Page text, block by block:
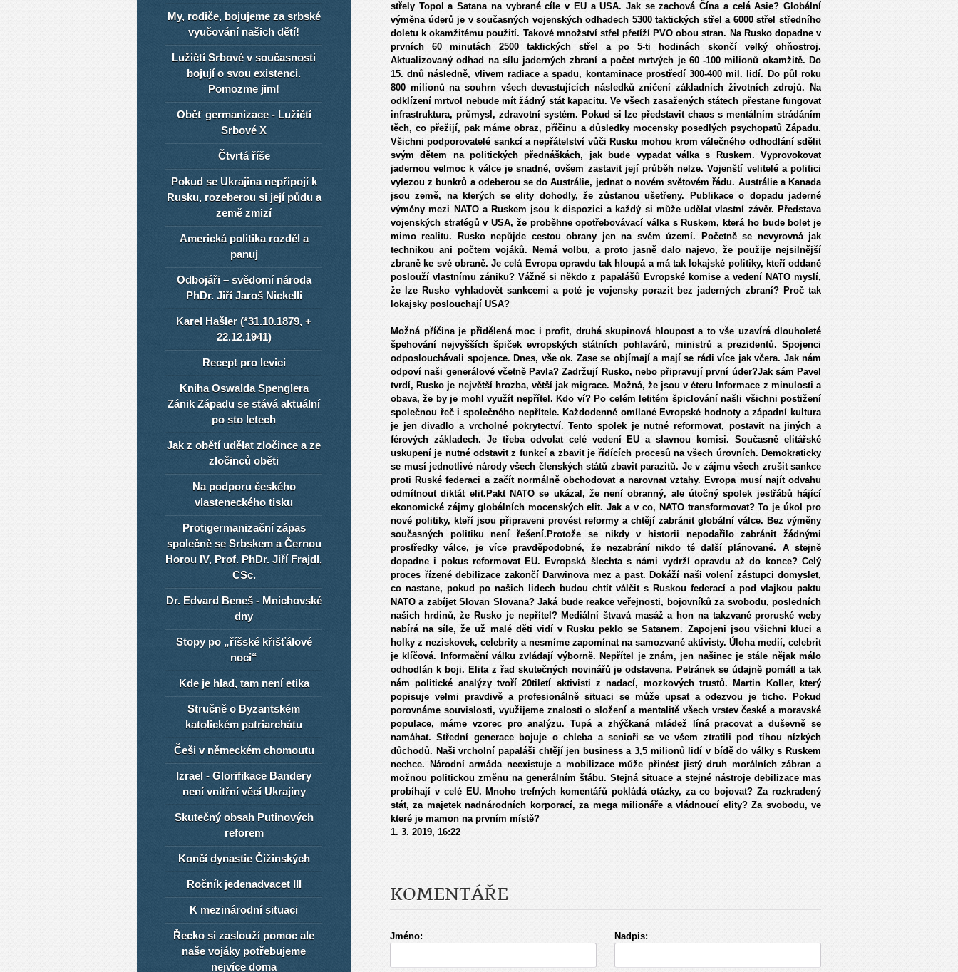
střely Topol a Satana na vybrané cíle v EU a USA. Jak se zachová Čína a celá Asie? Globální
výměna úderů je v současných vojenských odhadech 5300 taktických střel a 6000 střel středního
doletu k okamžitému použití. Takové množství střel přetíží PVO obou stran. Na Rusko dopadne v
prvních 60 minutách 2500 taktických střel a po 5-ti hodinách skončí velký ohňostroj.
Aktualizovaný odhad na sílu jaderných zbraní a počet mrtvých je 60 -100 milionů okamžitě. Do
15. dnů následně, vlivem radiace a spadu, kontaminace prostředí 300-400 mil. lidí. Do půl roku
800 milionů na souhrn všech devastujících následků zničení základních životních zdrojů. Na
odklízení mrtvol nebude mít žádný stát kapacitu. Ve všech zasažených státech přestane fungovat
infrastruktura, průmysl, zdravotní systém. Pokud si lze představit chaos s mentálním strádáním
těch, co přežijí, pak máme obraz, příčinu a důsledky mocensky posedlých psychopatů Západu.
Všichni podporovatelé sankcí a nepřátelství vůči Rusku mohou krom válečného odhodlání sdělit
svým dětem na politických přednáškách, jak bude vypadat válka s Ruskem. Vyprovokovat
jadernou velmoc k válce je snadné, ovšem zastavit její průběh nelze. Vojenští velitelé a politici
vylezou z bunkrů a odeberou se do Austrálie, jednat o novém světovém řádu. Austrálie a Kanada
jsou země, na kterých se elity dohodly, že zůstanou ušetřeny. Publikace o dopadu jaderné
výměny mezi NATO a Ruskem jsou k dispozici a každý si může udělat vlastní závěr. Představa
vojenských stratégů v USA, že proběhne opotřebovávací válka s Ruskem, která ho bude bolet je
mimo realitu. Rusko nepůjde cestou obrany jen na svém území. Početně se nevyrovná jak
technikou ani počtem vojáků. Nemá volbu, a proto jasně dalo najevo, že použije nejsilnější
zbraně ke své obraně. Je celá Evropa opravdu tak hloupá a má tak lokajské politiky, kteří oddaně
poslouží vlastnímu zániku? Vážně si někdo z papalášů Evropské komise a vedení NATO myslí,
že lze Rusko vyhladovět sankcemi a poté je vojensky porazit bez jaderných zbraní? Proč tak
lokajsky poslouchají USA?
Možná příčina je přidělená moc i profit, druhá skupinová hloupost a to vše uzavírá dlouholeté
špehování nejvyšších špiček evropských státních pohlavárů, ministrů a prezidentů. Spojenci
odposlouchávali spojence. Dnes, vše ok. Zase se objímají a mají se rádi více jak včera. Jak nám
odpoví naši generálové včetně Pavla? Zadržují Rusko, nebo připravují první úder?Jak sám Pavel
tvrdí, Rusko je největší hrozba, větší jak migrace. Možná, že jsou v éteru Informace z minulosti a
obava, že by je mohl využít nepřítel. Kdo ví? Po celém letitém špiclování našli všichni postižení
společnou řeč i společného nepřítele. Každodenně omílané Evropské hodnoty a západní kultura
je jen divadlo a vrcholné pokrytectví. Tento spolek je nutné reformovat, postavit na jiných a
férových základech. Je třeba odvolat celé vedení EU a slavnou komisi. Současně elitářské
uskupení je nutné odstavit z funkcí a zbavit je řídících procesů na všech úrovních. Demokraticky
se musí jednotlivé národy všech členských států zbavit parazitů. Je v zájmu všech zrušit sankce
proti Ruské federaci a začít normálně obchodovat a narovnat vztahy. Evropa musí najít odvahu
odmítnout diktát elit.Pakt NATO se ukázal, že není obranný, ale útočný spolek jestřábů hájící
ekonomické zájmy globálních mocenských elit. Jak a v co, NATO transformovat? To je úkol pro
nové politiky, kteří jsou připraveni provést reformy a chtějí zabránit globální válce. Bez výměny
současných politiku není řešení.Protože se nikdy v historii nepodařilo zabránit žádnými
prostředky válce, je více pravděpodobné, že nezabrání nikdo té další plánované. A stejně
dopadne i pokus reformovat EU. Evropská šlechta s námi vydrží opravdu až do konce? Celý
proces řízené debilizace zakončí Darwinova mez a past. Dokáží naši volení zástupci domyslet,
co nastane, pokud po našich lidech budou chtít válčit s Ruskou federací a pod vlajkou paktu
NATO a zabíjet Slovan Slovana? Jaká bude reakce veřejnosti, bojovníků za svobodu, posledních
našich hrdinů, že Rusko je nepřítel? Mediální štvavá masáž a hon na takzvané proruské weby
nabírá na síle, že už malé děti vidí v Rusku peklo se Satanem. Zapojeni jsou všichni kluci a
holky z neziskovek, celebrity a nesmíme zapomínat na samozvané aktivisty. Úloha medií, celebrit
je klíčová. Informační válku zvládají výborně. Nepřítel je znám, jen našinec je stále nějak málo
odhodlán k boji. Elita z řad skutečných novinářů je odstavena. Petránek se údajně pomátl a tak
nám politické analýzy tvoří 20tiletí aktivisti z nadací, mozkových trustů. Martin Koller, který
popisuje velmi pravdivě a profesionálně situaci se může upsat a odezvou je ticho. Pokud
porovnáme souvislosti, využijeme znalosti o složení a mentalitě všech vrstev české a moravské
populace, máme vzorec pro analýzu. Tupá a zhýčkaná mládež líná pracovat a duševně se
namáhat. Střední generace bojuje o chleba a senioři se ve všem ztratili pod tíhou nízkých
důchodů. Naši vrcholní papaláši chtějí jen business a 3,5 milionů lidí v bídě do války s Ruskem
nechce. Národní armáda neexistuje a mobilizace může přinést jistý druh morálních zábran a
možnou politickou změnu na generálním štábu. Stejná situace a stejné nástroje debilizace mas
probíhají v celé EU. Mnoho trefných komentářů pokládá otázky, za co bojovat? Za rozkradený
stát, za majetek nadnárodních korporací, za mega milionáře a vládnoucí elity? Za svobodu, ve
které je mamon na prvním místě?
1. 3. 2019, 16:22
KOMENTÁŘE
Jméno: Nadpis:
My, rodiče, bojujeme za srbské
vyučování našich dětí!
Lužičtí Srbové v současnosti
bojují o svou existenci.
Pomozme jim!
Oběť germanizace - Lužičtí
Srbové X
Čtvrtá říše
Pokud se Ukrajina nepřipojí k
Rusku, rozeberou si její půdu a
země zmizí
Americká politika rozděl a
panuj
Odbojáři – svědomí národa
PhDr. Jiří Jaroš Nickelli
Karel Hašler (*31.10.1879, +
22.12.1941)
Recept pro levici
Kniha Oswalda Spenglera
Zánik Západu se stává aktuální
po sto letech
Jak z obětí udělat zločince a ze
zločinců oběti
Na podporu českého
vlasteneckého tisku
Protigermanizační zápas
společně se Srbskem a Černou
Horou IV, Prof. PhDr. Jiří Frajdl,
CSc.
Dr. Edvard Beneš - Mnichovské
dny
Stopy po „říšské křišťálové
noci“
Kde je hlad, tam není etika
Stručně o Byzantském
katolickém patriarchátu
Češi v německém chomoutu
Izrael - Glorifikace Bandery
není vnitřní věcí Ukrajiny
Skutečný obsah Putinových
reforem
Končí dynastie Čižinských
Ročník jedenadvacet III
K mezinárodní situaci
Řecko si zaslouží pomoc ale
naše vojáky potřebujeme
nejvíce doma